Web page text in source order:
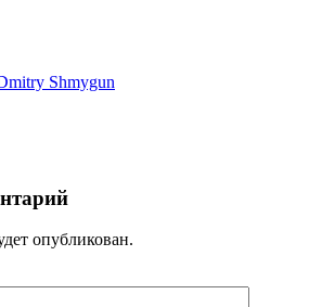
Shmygun
опубликован.